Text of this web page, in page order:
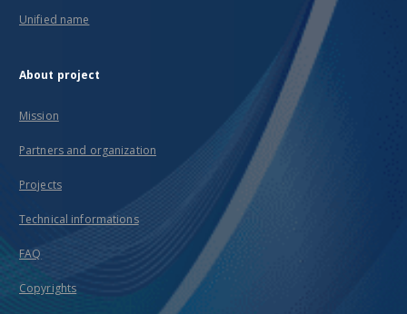
Unified name
About project
Mission
Partners and organization
Projects
Technical informations
FAQ
Copyrights